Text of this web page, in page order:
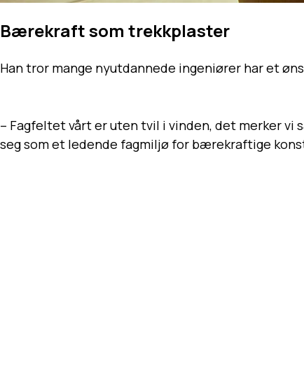
Bærekraft som trekkplaster
Han tror mange nyutdannede ingeniører har et
– Fagfeltet vårt er uten tvil i vinden, det merker
seg som et ledende fagmiljø for bærekraftige